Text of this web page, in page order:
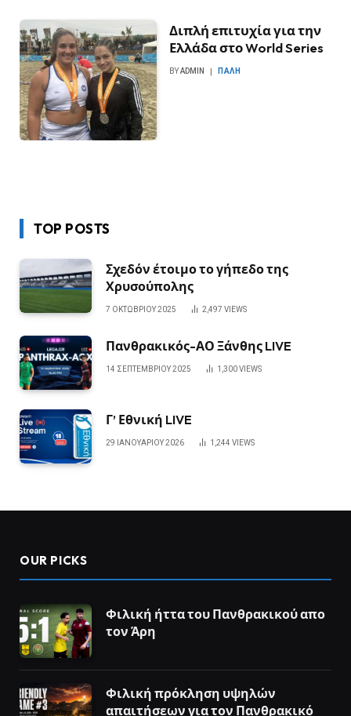
Διπλή επιτυχία για την
Ελλάδα στο World Series
BYADMIN ΠΆΛΗ
TOP POSTS
Σχεδόν έτοιμο το γήπεδο της
Χρυσούπολης
7 ΟΚΤΩΒΡΊΟΥ 2025 2,497 VIEWS
Πανθρακικός-ΑΟ Ξάνθης LIVE
14 ΣΕΠΤΕΜΒΡΊΟΥ 2025 1,300VIEWS
Γ’ Εθνική LIVE
29 ΙΑΝΟΥΑΡΊΟΥ 2026 1,244 VIEWS
OUR PICKS
Φιλική ήττα του Πανθρακικού απο
τον Άρη
Φιλική πρόκληση υψηλών
απαιτήσεων για τον Πανθρακικό